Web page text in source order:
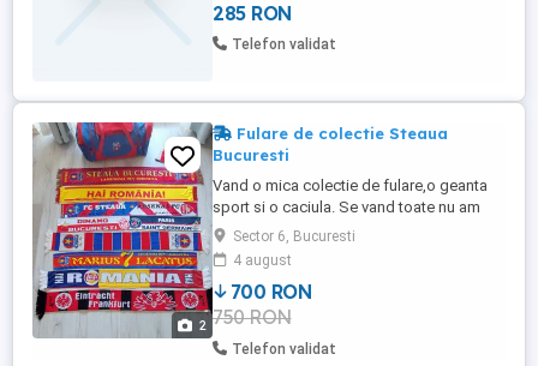
285 RON
Telefon validat
2
Fulare de colectie Steaua
Bucuresti
Vand o mica colectie de fulare,o geanta
sport si o caciula. Se vand toate nu am
timp sa stau sa le dau la bucata.
Multumesc pentru intelegere.
Sector 6, Bucuresti
4 august
700 RON
750 RON
Telefon validat